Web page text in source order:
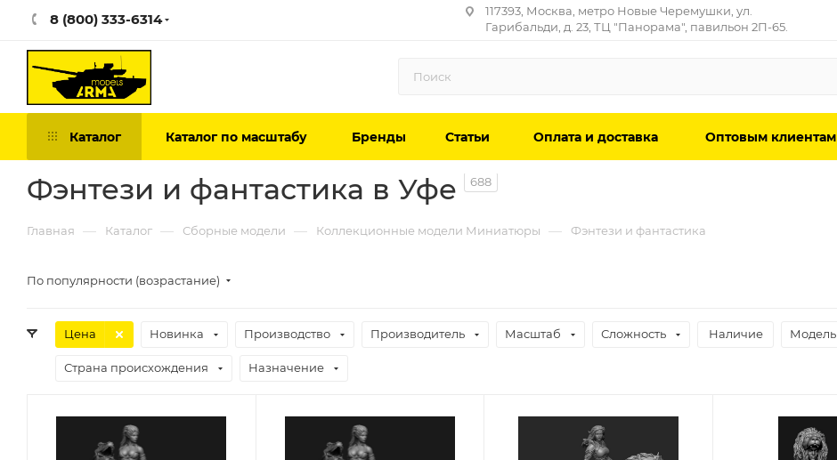
8 (800) 333-6314
117393, Москва, метро Новые Черемушки, ул.
Гарибальди, д. 23, ТЦ "Панорама", павильон 2П-65.
Каталог Каталог по масштабу Бренды Статьи Оплата и доставка Оптовым клиентам
Фэнтези и фантастика в Уфе 688
Главная — Каталог — Сборные модели — Коллекционные модели Миниатюры — Фэнтези и фантастика
По популярности (возрастание)
Цена Новинка Производство Производитель Масштаб Сложность Наличие Модель
Страна происхождения Назначение